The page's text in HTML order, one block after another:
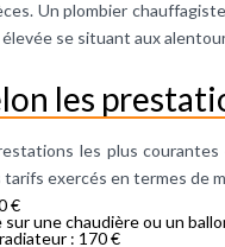
Un plombier
se situant aux
les
les plus courantes
tarifs exercés en termes de
€
une chaudière ou un
: 170 €